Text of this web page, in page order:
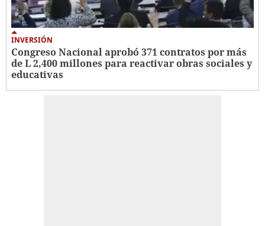
INVERSIÓN
Congreso Nacional aprobó 371 contratos por más
de L 2,400 millones para reactivar obras sociales y
educativas